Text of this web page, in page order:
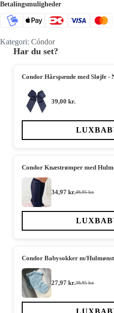
Betalingsmuligheder
Kategori: Cóndor
Har du set?
Condor Hårspænde med Sløjfe -
39,00 kr.
Condor Knæstrømper med
49,95kr.
Den
pris
var:
34,97 kr.Den
pris
er:
Condor Babysokker m/
39,95kr.
Den
pris
var:
27,97 kr.Den
pris
er: